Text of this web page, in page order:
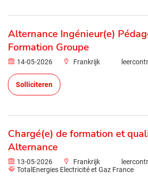
Alternance Ingénieur(e)
Formation Groupe
14-05-2026 Frankrijk
Solliciteren
Chargé(e) de formation et
Alternance
13-05-2026 Frankrijk
TotalEnergies Electricité et Gaz France